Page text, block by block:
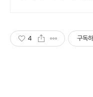
4 구독